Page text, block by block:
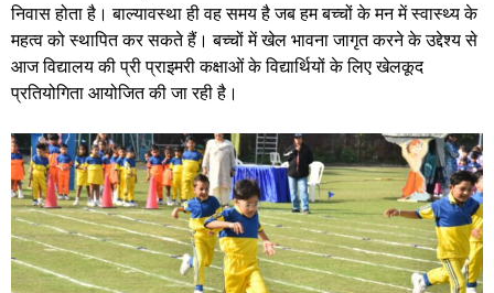
निवास होता है। बाल्यावस्था ही वह समय है जब हम बच्चों के मन में स्वास्थ्य के
महत्व को स्थापित कर सकते हैं। बच्चों में खेल भावना जागृत करने के उद्देश्य से
आज विद्यालय की प्री प्राइमरी कक्षाओं के विद्यार्थियों के लिए खेलकूद
प्रतियोगिता आयोजित की जा रही है।